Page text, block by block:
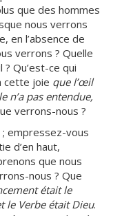
que des hommes
nous verrons
en l’absence de
verrons ? Quelle
Qu’est-ce qui
cette joie que l’œil
n’a pas entendue,
verrons-nous ?
; empressez-vous
d’en haut,
que nous
nous ? Que
était le
le Verbe était Dieu.